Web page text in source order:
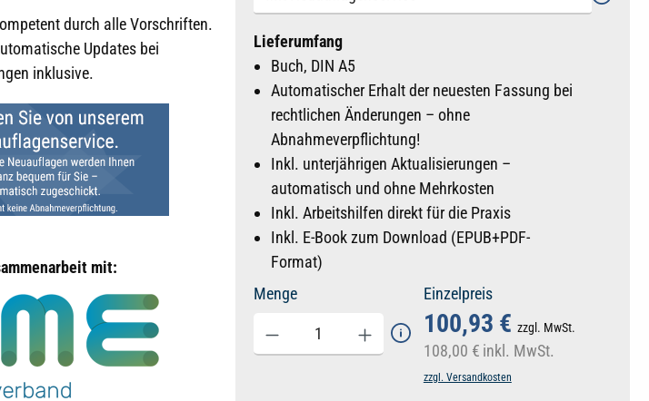
durch alle Vorschriften.
Updates bei
inklusive.
mit:
Lieferumfang
Buch, DIN A5
Automatischer Erhalt der neuesten Fassung bei
rechtlichen Änderungen – ohne
Abnahmeverpflichtung!
Inkl. unterjährigen Aktualisierungen –
automatisch und ohne Mehrkosten
Inkl. Arbeitshilfen direkt für die Praxis
Inkl. E-Book zum Download (EPUB+PDF-
Format)
Menge
Einzelpreis
100,93 € zzgl. MwSt.
108,00 € inkl. MwSt.
zzgl. Versandkosten